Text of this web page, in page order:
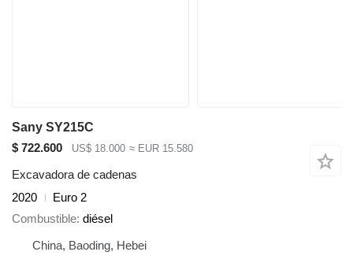
Sany SY215C
$ 722.600
US$ 18.000 ≈ EUR 15.580
Excavadora de cadenas
2020
Euro 2
Combustible diésel
China, Baoding, Hebei